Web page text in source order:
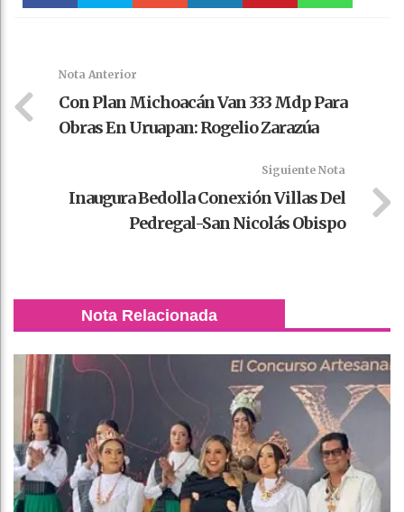
Nota Anterior
Con Plan Michoacán Van 333 Mdp Para
Obras En Uruapan: Rogelio Zarazúa
Siguiente Nota
Inaugura Bedolla Conexión Villas Del
Pedregal-San Nicolás Obispo
Nota Relacionada